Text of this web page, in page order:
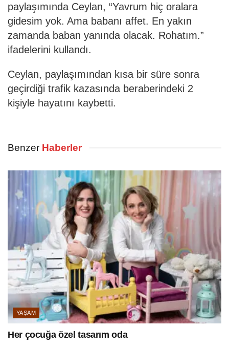
paylaşımında Ceylan, “Yavrum hiç oralara
gidesim yok. Ama babanı affet. En yakın
zamanda baban yanında olacak. Rohatım.”
ifadelerini kullandı.
Ceylan, paylaşımından kısa bir süre sonra
geçirdiği trafik kazasında beraberindeki 2
kişiyle hayatını kaybetti.
Benzer Haberler
YAŞAM
Her çocuğa özel tasarım oda